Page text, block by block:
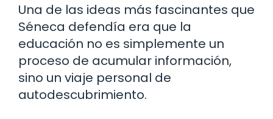
Una de las ideas más fascinantes que
Séneca defendía era que la
educación no es simplemente un
proceso de acumular información,
sino un viaje personal de
autodescubrimiento.